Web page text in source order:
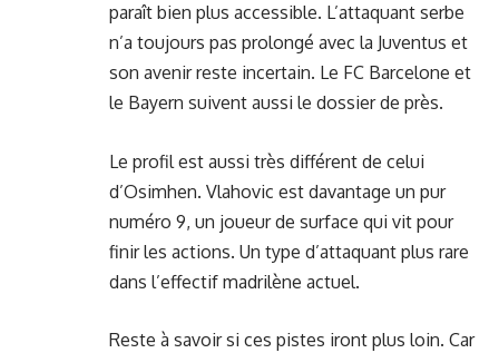
paraît bien plus accessible. L’attaquant serbe
n’a toujours pas prolongé avec la Juventus et
son avenir reste incertain. Le FC Barcelone et
le Bayern suivent aussi le dossier de près.
Le profil est aussi très différent de celui
d’Osimhen. Vlahovic est davantage un pur
numéro 9, un joueur de surface qui vit pour
finir les actions. Un type d’attaquant plus rare
dans l’effectif madrilène actuel.
Reste à savoir si ces pistes iront plus loin. Car